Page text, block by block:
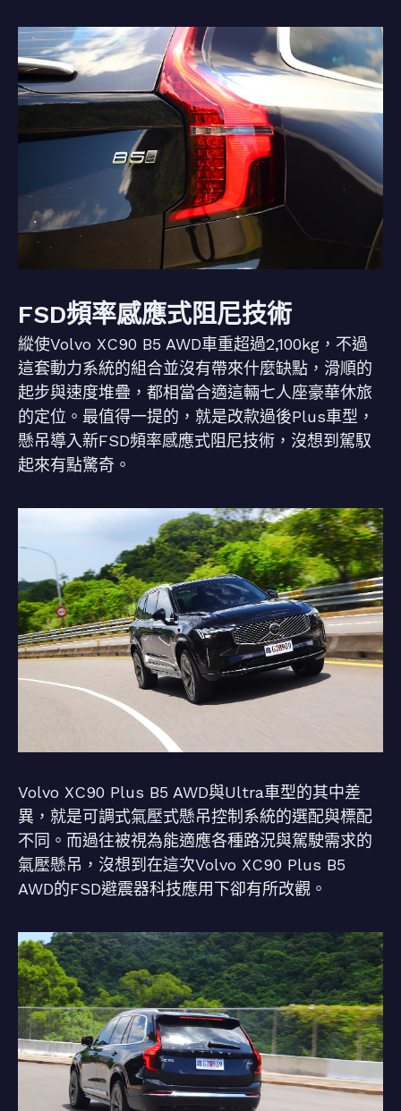
FSD頻率感應式阻尼技術
縱使Volvo XC90 B5 AWD車重超過2,100kg，不過
這套動力系統的組合並沒有帶來什麼缺點，滑順的
起步與速度堆疊，都相當合適這輛七人座豪華休旅
的定位。最值得一提的，就是改款過後Plus車型，
懸吊導入新FSD頻率感應式阻尼技術，沒想到駕馭
起來有點驚奇。
Volvo XC90 Plus B5 AWD與Ultra車型的其中差
異，就是可調式氣壓式懸吊控制系統的選配與標配
不同。而過往被視為能適應各種路況與駕駛需求的
氣壓懸吊，沒想到在這次Volvo XC90 Plus B5
AWD的FSD避震器科技應用下卻有所改觀。